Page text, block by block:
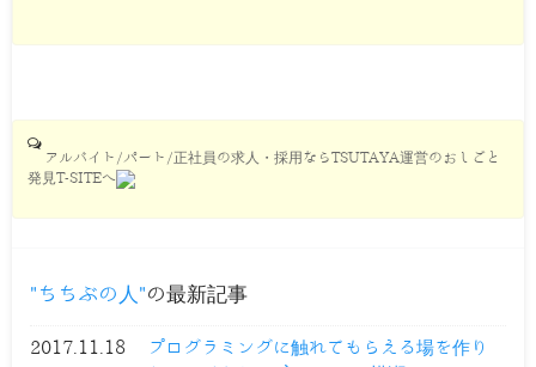
アルバイト/パート/正社員の求人・採用ならTSUTAYA運営のおしごと
発見T-SITEへ
ちちぶの人 の最新記事
2017.11.18
プログラミングに触れてもらえる場を作り